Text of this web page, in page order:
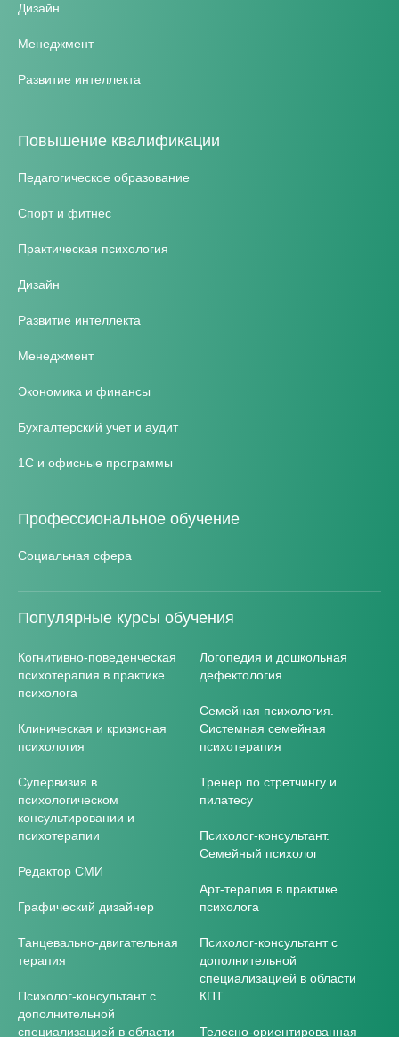
Дизайн
Менеджмент
Развитие интеллекта
Повышение квалификации
Педагогическое образование
Спорт и фитнес
Практическая психология
Дизайн
Развитие интеллекта
Менеджмент
Экономика и финансы
Бухгалтерский учет и аудит
1С и офисные программы
Профессиональное обучение
Социальная сфера
Популярные курсы обучения
Когнитивно-поведенческая
психотерапия в практике
психолога
Клиническая и кризисная
психология
Супервизия в
психологическом
консультировании и
психотерапии
Редактор СМИ
Графический дизайнер
Танцевально-двигательная
терапия
Психолог-консультант с
дополнительной
специализацией в области
Логопедия и дошкольная
дефектология
Семейная психология.
Системная семейная
психотерапия
Тренер по стретчингу и
пилатесу
Психолог-консультант.
Семейный психолог
Арт-терапия в практике
психолога
Психолог-консультант с
дополнительной
специализацией в области
КПТ
Телесно-ориентированная